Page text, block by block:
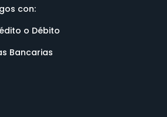
con:
o Débito
Bancarias